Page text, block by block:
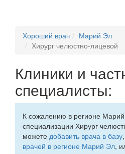
Хороший врач
Марий Эл
Хирург челюстно-лицевой
Клиники и
специалисты:
К сожалению в регионе
специализации Хирург
можете добавить врача в базу,
врачей в регионе Марий Эл,